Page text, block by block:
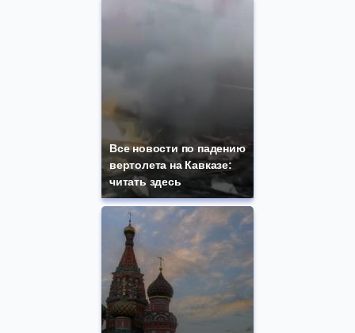
Все новости по падению
вертолета на Кавказе:
читать здесь